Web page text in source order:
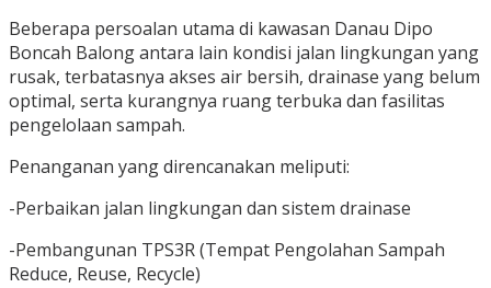
Beberapa persoalan utama di kawasan Danau Dipo
Boncah Balong antara lain kondisi jalan lingkungan yang
rusak, terbatasnya akses air bersih, drainase yang belum
optimal, serta kurangnya ruang terbuka dan fasilitas
pengelolaan sampah.
Penanganan yang direncanakan meliputi:
-Perbaikan jalan lingkungan dan sistem drainase
-Pembangunan TPS3R (Tempat Pengolahan Sampah
Reduce, Reuse, Recycle)